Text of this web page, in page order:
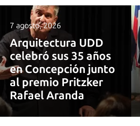
7 agosto, 2026
Arquitectura UDD
celebró sus 35 años
en Concepción junto
al premio Pritzker
Rafael Aranda